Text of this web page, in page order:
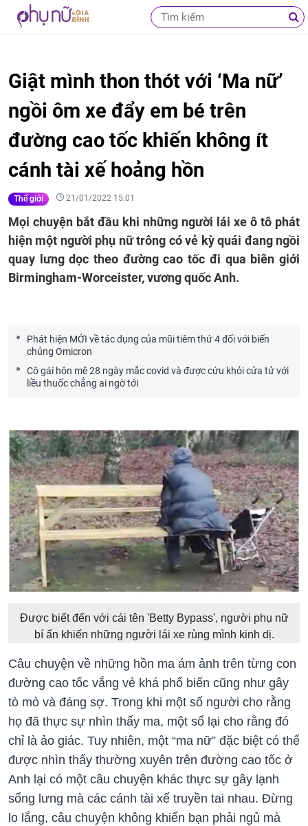
Giật mình thon thót với ‘Ma nữ’
ngồi ôm xe đẩy em bé trên
đường cao tốc khiến không ít
cánh tài xế hoảng hồn
Thế giới 21/01/2022 15:01
Mọi chuyện bắt đầu khi những người lái xe ô tô phát
hiện một người phụ nữ trông có vẻ kỳ quái đang ngồi
quay lưng dọc theo đường cao tốc đi qua biên giới
Birmingham-Worceister, vương quốc Anh.
Phát hiện MỚI về tác dụng của mũi tiêm thứ 4 đối với biến
chủng Omicron
Cô gái hôn mê 28 ngày mắc covid và được cứu khỏi cửa tử với
liều thuốc chẳng ai ngờ tới
Được biết đến với cái tên 'Betty Bypass', người phụ nữ
bí ẩn khiến những người lái xe rùng mình kinh dị.
Câu chuyện về những hồn ma ám ảnh trên từng con
đường cao tốc vắng vẻ khá phổ biến cũng như gây
tò mò và đáng sợ. Trong khi một số người cho rằng
họ đã thực sự nhìn thấy ma, một số lại cho rằng đó
chỉ là ảo giác. Tuy nhiên, một “ma nữ” đặc biệt có thể
được nhìn thấy thường xuyên trên đường cao tốc ở
Anh lại có một câu chuyện khác thực sự gây lạnh
sống lưng mà các cánh tài xế truyền tai nhau. Đừng
lo lắng, câu chuyện không khiến bạn phải ngủ mà